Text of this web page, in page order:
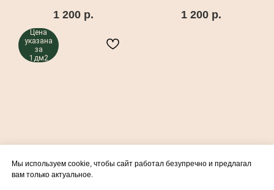
1 200 р. 1 200 р.
Цена
указана
за
1дм2
SHELL CORDOVAN
ТЕМНО-ЗЕЛЕНЫЙ
Мы используем cookie, чтобы сайт работал безупречно и предлагал
вам только актуальное.